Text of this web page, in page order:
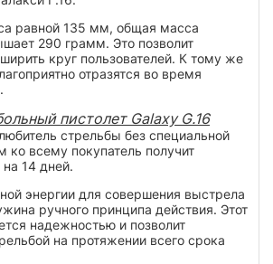
равной 135 мм, общая масса
290 грамм. Это позволит
круг пользователей. К тому же
отразятся во время
пистолет Galaxy G.16
стрельбы без специальной
ко всему покупатель получит
14 дней.
энергии для совершения выстрела
ручного принципа действия. Этот
надежностью и позволит
на протяжении всего срока